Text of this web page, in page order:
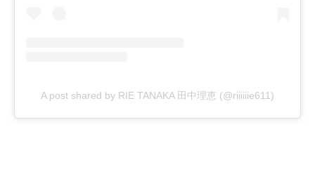
A post shared by RIE TANAKA 田中理恵 (@riiiiiie611)